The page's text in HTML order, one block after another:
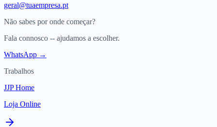
geral@tuaempresa.pt
Não sabes por onde começar?
Fala connosco -- ajudamos a escolher.
WhatsApp →
Trabalhos
JJP Home
Loja Online